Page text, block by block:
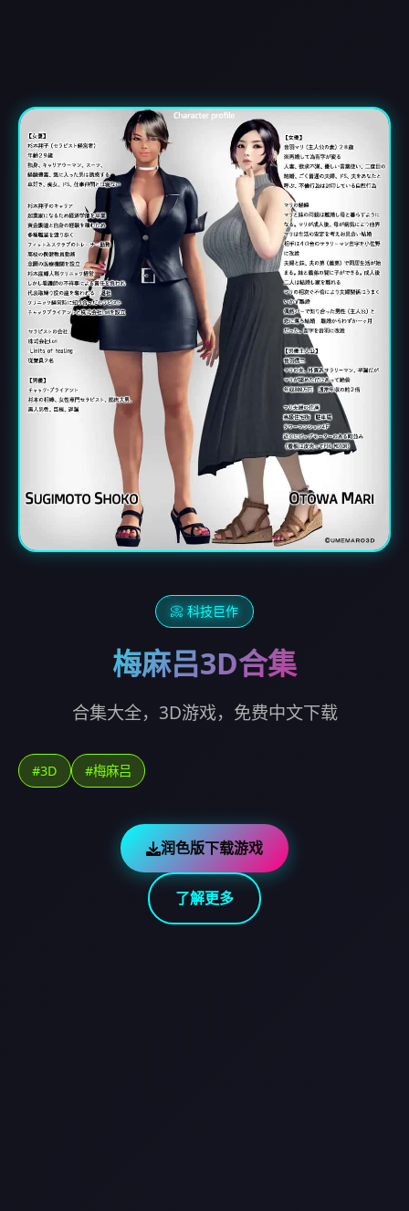
📀 科技巨作
梅麻吕3D合集
合集大全，3D游戏，免费中文下载
#3D #梅麻吕
润色版下载游戏
了解更多